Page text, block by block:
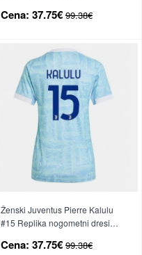
Kratek Rokav
Cena: 37.75€ 99.38€
Ženski Juventus Pierre Kalulu
#15 Replika nogometni dresi
Cena: 37.75€ 99.38€